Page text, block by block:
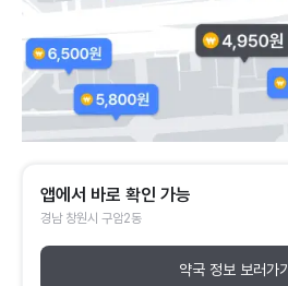
앱에서 바로 확인 가능
경남 창원시 구암2동
약국 정보 보러가기